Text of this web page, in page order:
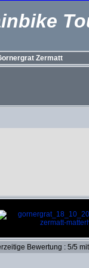
Zermatt
Bewertung : 5/5